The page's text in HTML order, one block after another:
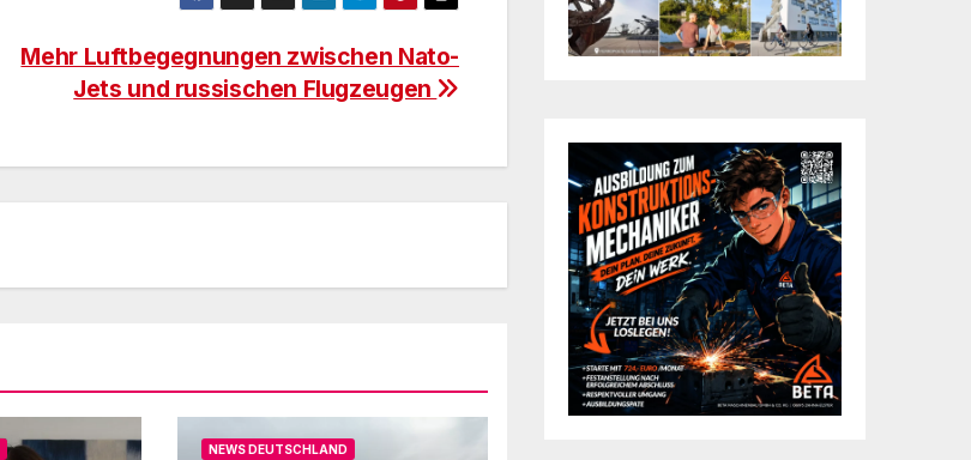
Mehr Luftbegegnungen zwischen Nato-
Jets und russischen Flugzeugen
NEWS DEUTSCHLAND